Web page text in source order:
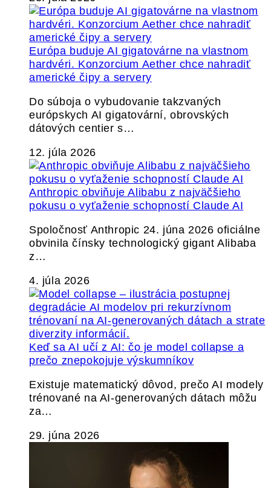
Európa buduje AI gigatovárne na vlastnom
hardvéri. Konzorcium Aether chce nahradiť
americké čipy a servery
Do súboja o vybudovanie takzvaných
európskych AI gigatovární, obrovských
dátových centier s…
12. júla 2026
Anthropic obviňuje Alibabu z najväčšieho
pokusu o vyťaženie schopností Claude AI
Spoločnosť Anthropic 24. júna 2026 oficiálne
obvinila čínsky technologický gigant Alibaba
z…
4. júla 2026
Keď sa AI učí z AI: čo je model collapse a
prečo znepokojuje výskumníkov
Existuje matematický dôvod, prečo AI modely
trénované na AI-generovaných dátach môžu
za…
29. júna 2026